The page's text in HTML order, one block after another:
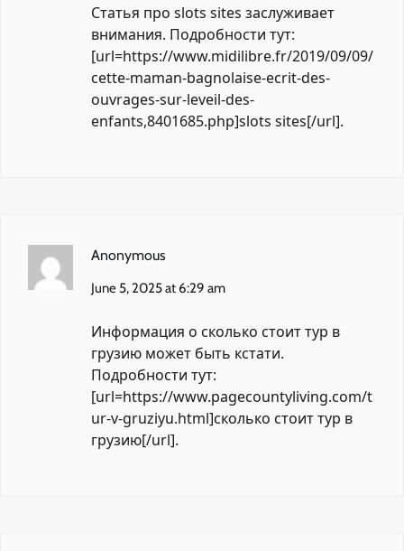
Статья про slots sites заслуживает
внимания. Подробности тут:
[url=https://www.midilibre.fr/2019/09/09/
cette-maman-bagnolaise-ecrit-des-
ouvrages-sur-leveil-des-
enfants,8401685.php]slots sites[/url].
Anonymous
June 5, 2025 at 6:29 am
Информация о сколько стоит тур в
грузию может быть кстати.
Подробности тут:
[url=https://www.pagecountyliving.com/t
ur-v-gruziyu.html]сколько стоит тур в
грузию[/url].